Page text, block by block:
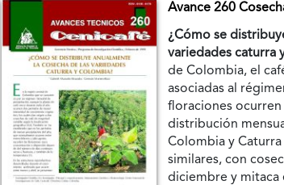
Avance 260
¿Cómo se
variedades caturra
de Colombia, el
asociadas al
floraciones
distribución
Colombia y
similares, con
diciembre y mitaca